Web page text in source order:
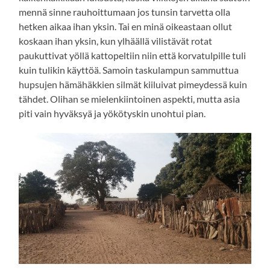
mennä sinne rauhoittumaan jos tunsin tarvetta olla
hetken aikaa ihan yksin. Tai en minä oikeastaan ollut
koskaan ihan yksin, kun ylhäällä vilistävät rotat
paukuttivat yöllä kattopeltiin niin että korvatulpille tuli
kuin tulikin käyttöä. Samoin taskulampun sammuttua
hupsujen hämähäkkien silmät kiiluivat pimeydessä kuin
tähdet. Olihan se mielenkiintoinen aspekti, mutta asia
piti vain hyväksyä ja yökötyskin unohtui pian.